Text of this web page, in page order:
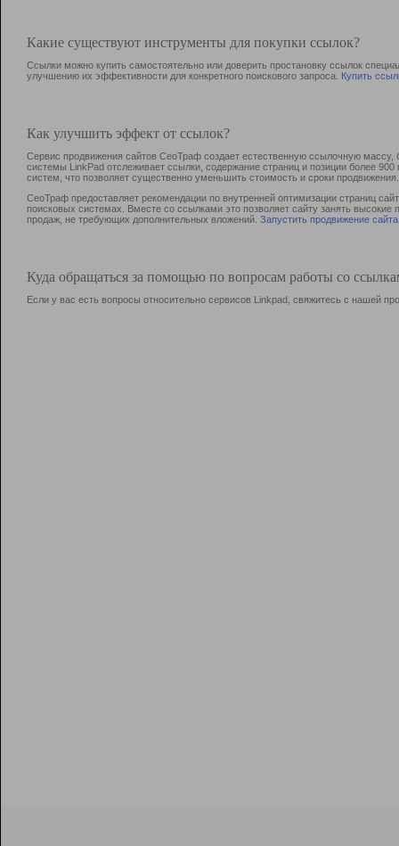
Какие существуют инструменты для покупки ссылок?
Ссылки можно купить самостоятельно или доверить простановку ссылок
улучшению их эффективности для конкретного поискового запроса. Купить
Как улучшить эффект от ссылок?
Сервис продвижения сайтов СеоТраф создает естественную ссылочную
системы LinkPad отслеживает ссылки, содержание страниц и позиции более
систем, что позволяет существенно уменьшить стоимость и сроки продвижения.
СеоТраф предоставляет рекомендации по внутренней оптимизации страниц
поисковых системах. Вместе со ссылками это позволяет сайту занять
продаж, не требующих дополнительных вложений. Запустить продвижение сайта
Куда обращаться за помощью по вопросам работы со
Если у вас есть вопросы относительно сервисов Linkpad, свяжитесь с нашей